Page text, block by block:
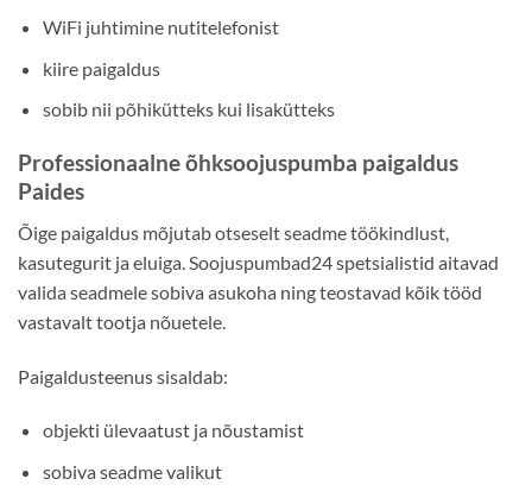
WiFi juhtimine nutitelefonist
kiire paigaldus
sobib nii põhikütteks kui lisakütteks
Professionaalne õhksoojuspumba paigaldus
Paides
Õige paigaldus mõjutab otseselt seadme töökindlust,
kasutegurit ja eluiga. Soojuspumbad24 spetsialistid aitavad
valida seadmele sobiva asukoha ning teostavad kõik tööd
vastavalt tootja nõuetele.
Paigaldusteenus sisaldab:
objekti ülevaatust ja nõustamist
sobiva seadme valikut